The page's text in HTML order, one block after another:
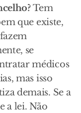
Tem
que existe,
se
médicos
mas isso
demais. Se a
a lei. Não